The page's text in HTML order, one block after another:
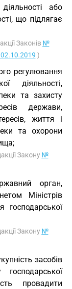
або
що підлягає
Законів №
)
регулювання
діяльності,
та захисту
держави,
життя і
та охорони
Закону №
орган,
Міністрів
господарської
Закону №
засобів
провадити